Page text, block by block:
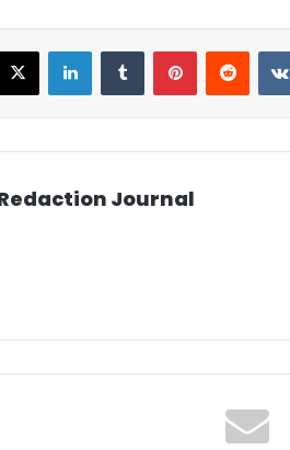
X LinkedinTumblr Pinterest
Journal